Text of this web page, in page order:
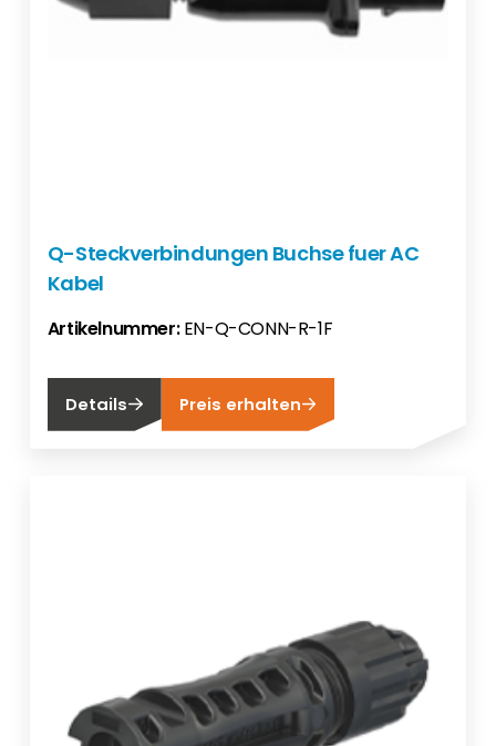
Q-Steckverbindungen Buchse fuer AC
Kabel
Artikelnummer:EN-Q-CONN-R-1F
Details Preis erhalten